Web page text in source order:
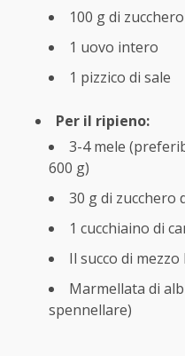
100 g di
1 uovo intero
1 pizzico di sale
Per il ripieno:
3-4 mele
600 g)
30 g di zucchero
1 cucchiaino di
Il succo di
Marmellata di
spennellare)